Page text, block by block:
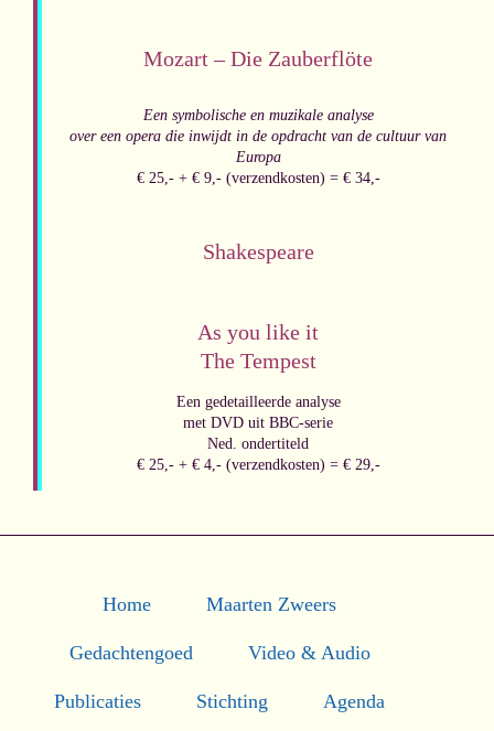
Mozart – Die Zauberflöte
Een symbolische en muzikale analyse
over een opera die inwijdt in de opdracht van de cultuur van
Europa
€ 25,- + € 9,- (verzendkosten) = € 34,-
Shakespeare
As you like it
The Tempest
Een gedetailleerde analyse
met DVD uit BBC-serie
Ned. ondertiteld
€ 25,- + € 4,- (verzendkosten) = € 29,-
Home Maarten Zweers
Gedachtengoed Video & Audio
Publicaties Stichting Agenda